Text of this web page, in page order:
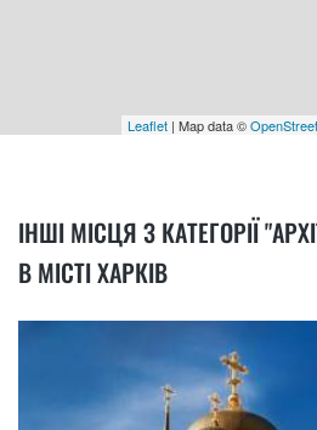
Leaflet | Map data ©
ІНШІ МІСЦЯ З КАТЕГОРІЇ
В МІСТІ ХАРКІВ